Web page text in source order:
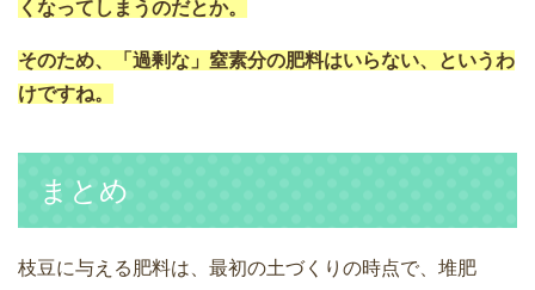
くなってしまうのだとか。
そのため、「過剰な」窒素分の肥料はいらない、というわ
けですね。
まとめ
枝豆に与える肥料は、最初の土づくりの時点で、堆肥